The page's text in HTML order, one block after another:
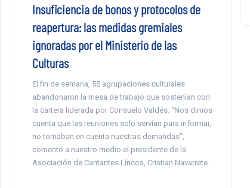
Insuficiencia de bonos y protocolos de
reapertura: las medidas gremiales
ignoradas por el Ministerio de las
Culturas
El fin de semana, 55 agrupaciones culturales
abandonaron la mesa de trabajo que sostenían con
la cartera liderada por Consuelo Valdés. “Nos dimos
cuenta que las reuniones solo servían para informar,
no tomaban en cuenta nuestras demandas”,
comentó a nuestro medio el presidente de la
Asociación de Cantantes Líricos, Cristian Navarrete.